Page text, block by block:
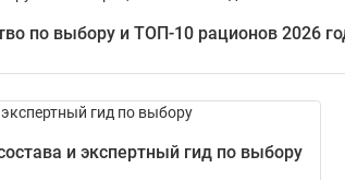
по выбору и ТОП-10 рационов 2026
и экспертный гид по выбору